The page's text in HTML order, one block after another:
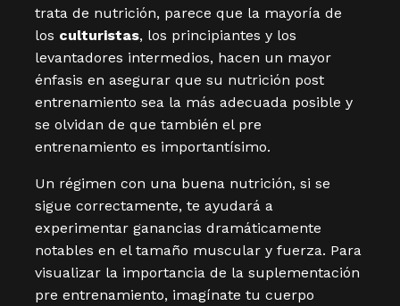
trata de nutrición, parece que la mayoría de
los culturistas, los principiantes y los
levantadores intermedios, hacen un mayor
énfasis en asegurar que su nutrición post
entrenamiento sea la más adecuada posible y
se olvidan de que también el pre
entrenamiento es importantísimo.
Un régimen con una buena nutrición, si se
sigue correctamente, te ayudará a
experimentar ganancias dramáticamente
notables en el tamaño muscular y fuerza. Para
visualizar la importancia de la suplementación
pre entrenamiento, imagínate tu cuerpo